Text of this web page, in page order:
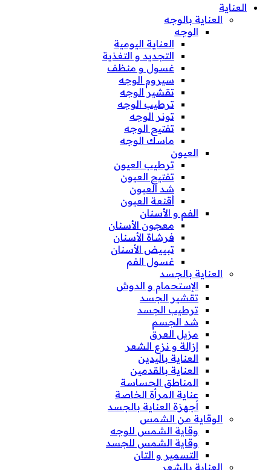
العناية
العناية بالوجه
الوجه
العناية اليومية
التجديد و التغذية
غسول و منظف
سيروم الوجه
تقشير الوجه
ترطيب الوجه
تونر الوجه
تفتيح الوجه
ماسك الوجه
العيون
ترطيب العيون
تفتيح العيون
شد العيون
أقنعة العيون
الفم و الأسنان
معجون الأسنان
فرشاة الأسنان
تبييض الأسنان
غسول الفم
العناية بالجسد
الإستحمام و الدوش
تقشير الجسد
ترطيب الجسد
شد الجسم
مزيل العرق
إزالة و نزع الشعر
العناية باليدين
العناية بالقدمين
المناطق الحساسة
عناية المرأة الخاصة
أجهزة العناية بالجسد
الوقاية من الشمس
وقاية الشمس للوجه
وقاية الشمس للجسد
التسمير و التان
العناية بالشعر